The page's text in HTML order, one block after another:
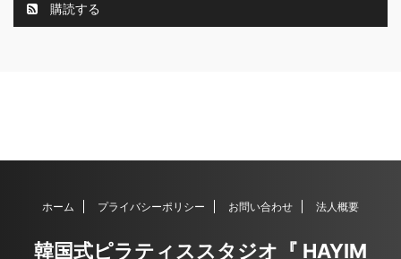
購読する
ホーム プライバシーポリシー お問い合わせ 法人概要
韓国式ピラティススタジオ『 HAYIM